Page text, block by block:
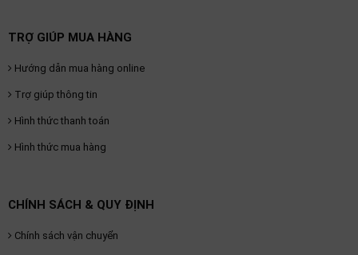
TRỢ GIÚP MUA HÀNG
Hướng dẫn mua hàng online
Trợ giúp thông tin
Hình thức thanh toán
Hình thức mua hàng
CHÍNH SÁCH & QUY ĐỊNH
Chính sách vận chuyển